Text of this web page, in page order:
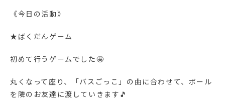
《今日の活動》
★ばくだんゲーム
初めて行うゲームでした🤩
丸くなって座り、「バスごっこ」の曲に合わせて、ボール
を隣のお友達に渡していきます🎵